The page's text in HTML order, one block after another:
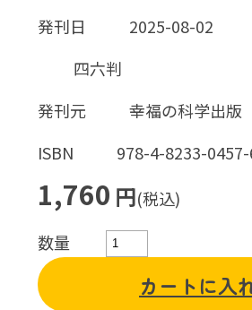
発刊日
2025-08-02
四六判
発刊元
幸福の科学出版
ISBN
978-4-8233-
1,760 円(税込)
数量
カートに入